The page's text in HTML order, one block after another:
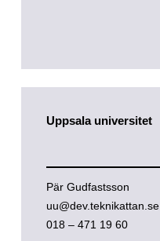
Uppsala universitet
Pär Gudfastsson
uu@dev.teknikattan.se
018 – 471 19 60